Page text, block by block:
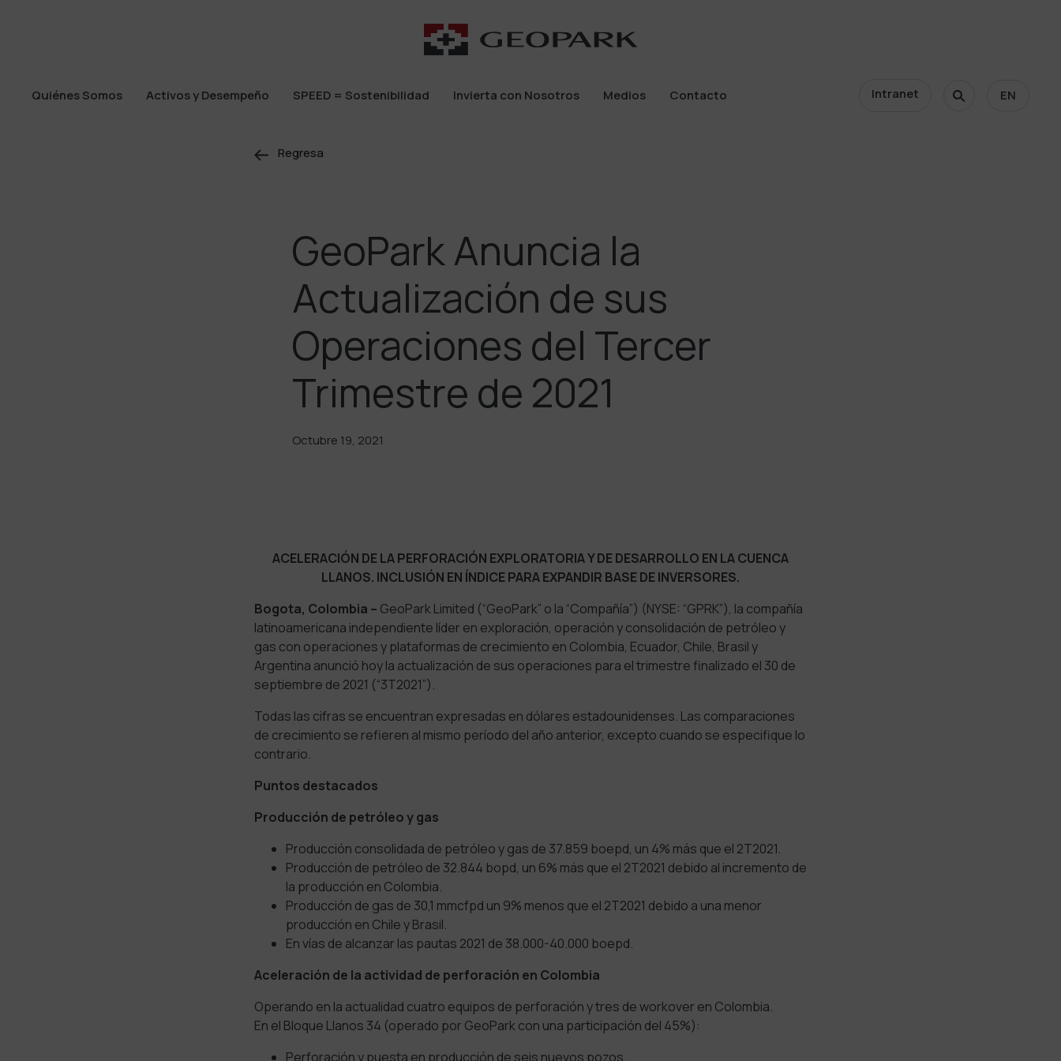
Quiénes Somos
Activos y Desempeño
SPEED = Sostenibilidad
Invierta con Nosotros
Medios
Contacto
Intranet EN
Regresa
GeoPark Anuncia la
Actualización de sus
Operaciones del Tercer
Trimestre de 2021
Octubre 19, 2021
ACELERACIÓN DE LA PERFORACIÓN EXPLORATORIA Y DE DESARROLLO EN LA CUENCA
LLANOS. INCLUSIÓN EN ÍNDICE PARA EXPANDIR BASE DE INVERSORES.
Bogota, Colombia – GeoPark Limited (“GeoPark” o la “Compañía”) (NYSE: “GPRK”), la compañía
latinoamericana independiente líder en exploración, operación y consolidación de petróleo y
gas con operaciones y plataformas de crecimiento en Colombia, Ecuador, Chile, Brasil y
Argentina anunció hoy la actualización de sus operaciones para el trimestre finalizado el 30 de
septiembre de 2021 (“3T2021”).
Todas las cifras se encuentran expresadas en dólares estadounidenses. Las comparaciones
de crecimiento se refieren al mismo período del año anterior, excepto cuando se especifique lo
contrario.
Puntos destacados
Producción de petróleo y gas
Producción consolidada de petróleo y gas de 37.859 boepd, un 4% más que el 2T2021.
Producción de petróleo de 32.844 bopd, un 6% más que el 2T2021 debido al incremento de
la producción en Colombia.
Producción de gas de 30,1 mmcfpd un 9% menos que el 2T2021 debido a una menor
producción en Chile y Brasil.
En vías de alcanzar las pautas 2021 de 38.000-40.000 boepd.
Aceleración de la actividad de perforación en Colombia
Operando en la actualidad cuatro equipos de perforación y tres de workover en Colombia.
En el Bloque Llanos 34 (operado por GeoPark con una participación del 45%):
Perforación y puesta en producción de seis nuevos pozos.